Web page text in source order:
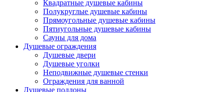
Квадратные душевые кабины
Полукруглые душевые кабины
Прямоугольные душевые кабины
Пятиугольные душевые кабины
Сауны для дома
Душевые ограждения
Душевые двери
Душевые уголки
Неподвижные душевые стенки
Ограждения для ванной
Душевые поддоны